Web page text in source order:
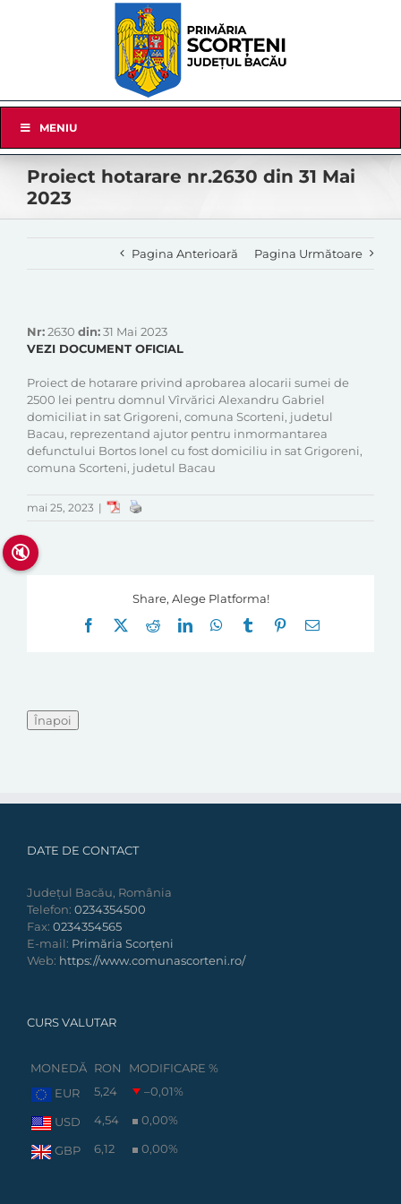
Navigation
MENIU
Proiect hotarare nr.2630 din 31 Mai
2023
Pagina Anterioară Pagina Următoare
Nr:2630 din:31 Mai 2023
VEZI DOCUMENT OFICIAL
Proiect de hotarare privind aprobarea alocarii sumei de
2500 lei pentru domnul Vîrvărici Alexandru Gabriel
domiciliat in sat Grigoreni, comuna Scorteni, judetul
Bacau, reprezentand ajutor pentru inmormantarea
defunctului Bortos Ionel cu fost domiciliu in sat Grigoreni,
comuna Scorteni, judetul Bacau
mai 25, 2023 |
Share, Alege Platforma!
Facebook
RedditLinkedInWhatsApp
Tumblr Pinterest
E-
DATE DE CONTACT
Județul Bacău, România
Telefon: 0234354500
Fax: 0234354565
E-mail: Primăria Scorțeni
Web: https://www.comunascorteni.ro/
CURS VALUTAR
MONEDĂ RON
MODIFICARE %
EUR
5,24 –0,01%
USD 4,54 0,00%
GBP 6,12 0,00%
🔇